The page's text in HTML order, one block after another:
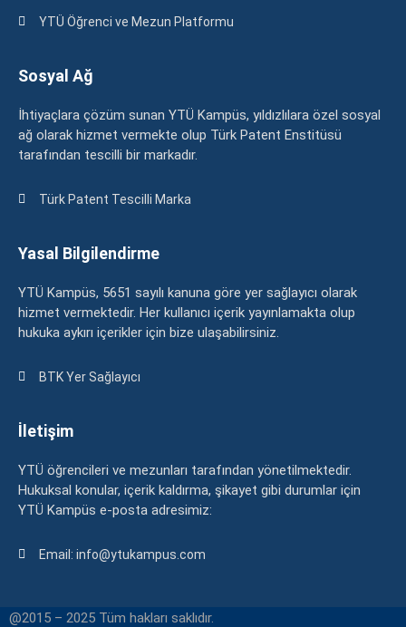
YTÜ Öğrenci ve Mezun Platformu
Sosyal Ağ
İhtiyaçlara çözüm sunan YTÜ Kampüs, yıldızlılara özel sosyal
ağ olarak hizmet vermekte olup Türk Patent Enstitüsü
tarafından tescilli bir markadır.
Türk Patent Tescilli Marka
Yasal Bilgilendirme
YTÜ Kampüs, 5651 sayılı kanuna göre yer sağlayıcı olarak
hizmet vermektedir. Her kullanıcı içerik yayınlamakta olup
hukuka aykırı içerikler için bize ulaşabilirsiniz.
BTK Yer Sağlayıcı
İletişim
YTÜ öğrencileri ve mezunları tarafından yönetilmektedir.
Hukuksal konular, içerik kaldırma, şikayet gibi durumlar için
YTÜ Kampüs e-posta adresimiz:
Email: info@ytukampus.com
@2015 – 2025 Tüm hakları saklıdır.